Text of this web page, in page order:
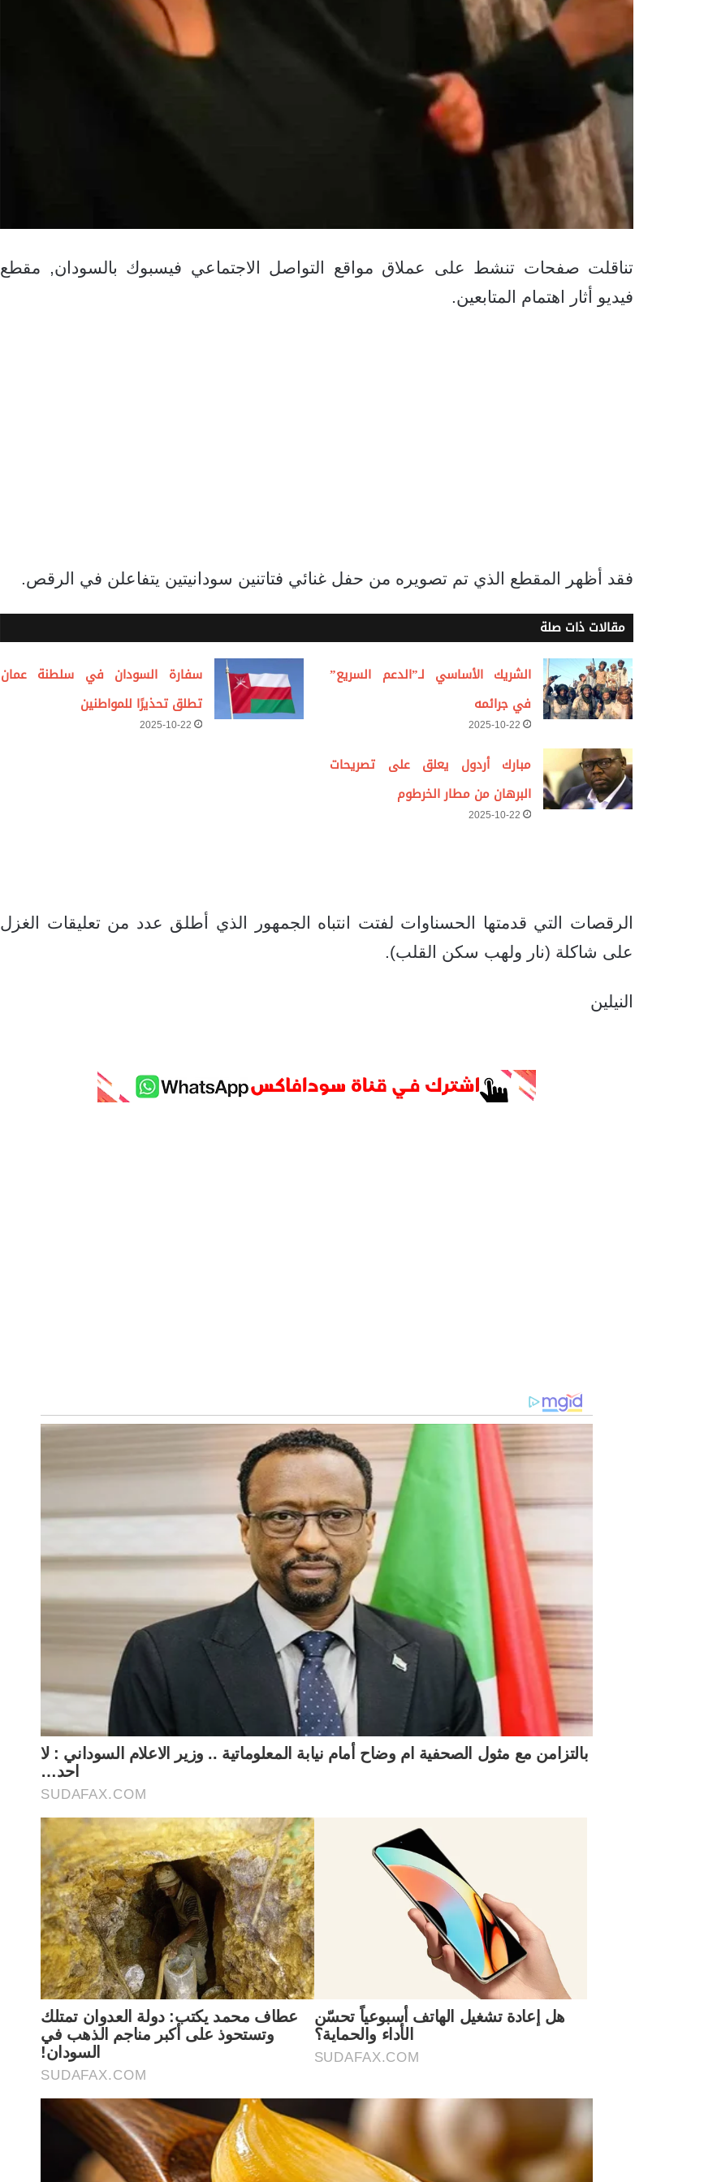
تناقلت صفحات تنشط على عملاق مواقع التواصل الاجتماعي فيسبوك بالسودان, مقطع
فيديو أثار اهتمام المتابعين.
فقد أظهر المقطع الذي تم تصويره من حفل غنائي فتاتنين سودانيتين يتفاعلن في الرقص.
مقالات ذات صلة
الشريك الأساسي لـ”الدعم السريع”
في جرائمه
2025-10-22
سفارة السودان في سلطنة عمان
تطلق تحذيرًا للمواطنين
2025-10-22
مبارك أردول يعلق على تصريحات
البرهان من مطار الخرطوم
2025-10-22
الرقصات التي قدمتها الحسناوات لفتت انتباه الجمهور الذي أطلق عدد من تعليقات الغزل
على شاكلة (نار ولهب سكن القلب).
النيلين